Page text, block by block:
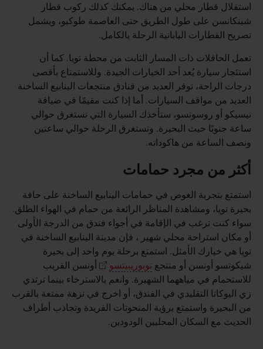
استقلال قطار محلي من هناك. يمكنك كذلك ركوب قطار
شينكانسن على طول الطريق حتى العاصمة طوكيو، ويشمل
تصريح القطارات اليابانية الرحلة بالكامل.
تعمل الحافلات ذات المسار الثابت من محطة تويا. كما أن
استئجار سيارة يُعد أحد الخيارات الجيدة. وللاستمتاع بأقصى
درجات الراحة، توفر العديد من فنادق منتجعات الينابيع الساخنة
العديد من مواقف السيارات. أما إذا كنت مقيمًا في ضيافة
نيسيكو أو روسوتسو، ستأخذك السيارة التي تستغرق حوالي
ساعة جنوبًا حيث البحيرة. وتستغرق الرحلة حوالي ساعتين
ونصف الساعة من هاكوداته.
أكثر من مجرد حمامات
استمتع بتجربة الغوص في حمامات الينابيع الساخنة على حافة
بحيرة تويا، ومشاهدة المناظر الرائعة من حمام في الهواء الطلق.
سواء كنت ترغب في الإقامة في أجواء فندق من الدرجة الأولى
أو مكان استراحة محلي شهير ، فإن مدينة الينابيع الساخنة في
تويا هي خيارك الأمثل. استمتع برحلة يوم واحد إلى بحيرة
شيكوتسو أونسن أو منتجع نوبوريبيتسو
أونسن القريب
للاستحمام في مياههما الشهيرة. وانعم بالاسترخاء بينما ترتدي
زي اليوكاتا التقليدي في الفندق، أو اخرج في نزهة ممتعة بالقرب
من البحيرة واستمتع برؤية المنحوتات الفريدة وتجاذب أطراف
الحديث مع السكان المحليين الودودين.